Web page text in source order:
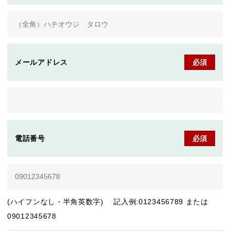
メールアドレス 必須
電話番号 必須
(ハイフンなし・半角英数字) 記入例:0123456789 または
09012345678